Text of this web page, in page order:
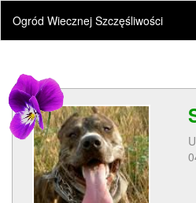
Ogród Wiecznej Szczęśliwości